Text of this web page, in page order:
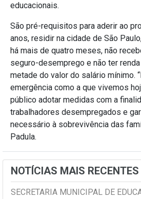
educacionais.
São pré-requisitos para aderir ao
anos, residir na cidade de São
há mais de quatro meses, não
seguro-desemprego e não ter
metade do valor do salário mínimo.
emergência como a que vivemos
público adotar medidas com a
trabalhadores desempregados e
necessário à sobrevivência das
Padula.
NOTÍCIAS MAIS RECENTES
SECRETARIA MUNICIPAL DE